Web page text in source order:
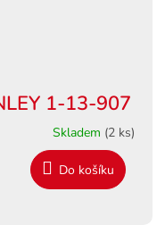
1-13-907
Skladem (2 ks)
Do košíku